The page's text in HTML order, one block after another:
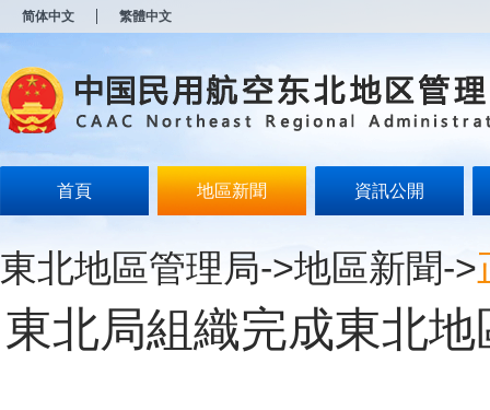
简体中文 繁體中文
首頁 地區新聞 資訊公開
東北地區管理局->地區新聞->
東北局組織完成東北
开
无
障
说
Alt
加
浪
键